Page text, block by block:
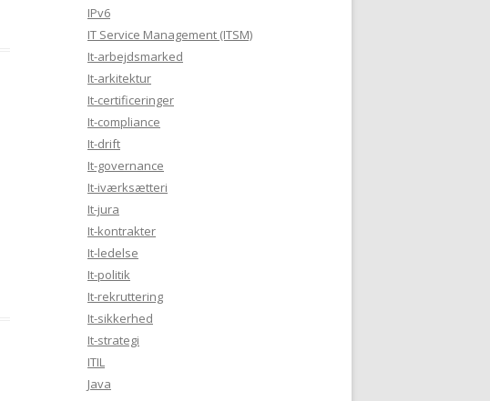
IPv6
IT Service Management (ITSM)
It-arbejdsmarked
It-arkitektur
It-certificeringer
It-compliance
It-drift
It-governance
It-iværksætteri
It-jura
It-kontrakter
It-ledelse
It-politik
It-rekruttering
It-sikkerhed
It-strategi
ITIL
Java